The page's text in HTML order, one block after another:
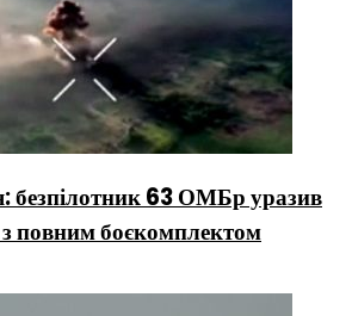
безпілотник 63 ОМБр уразив
повним боєкомплектом